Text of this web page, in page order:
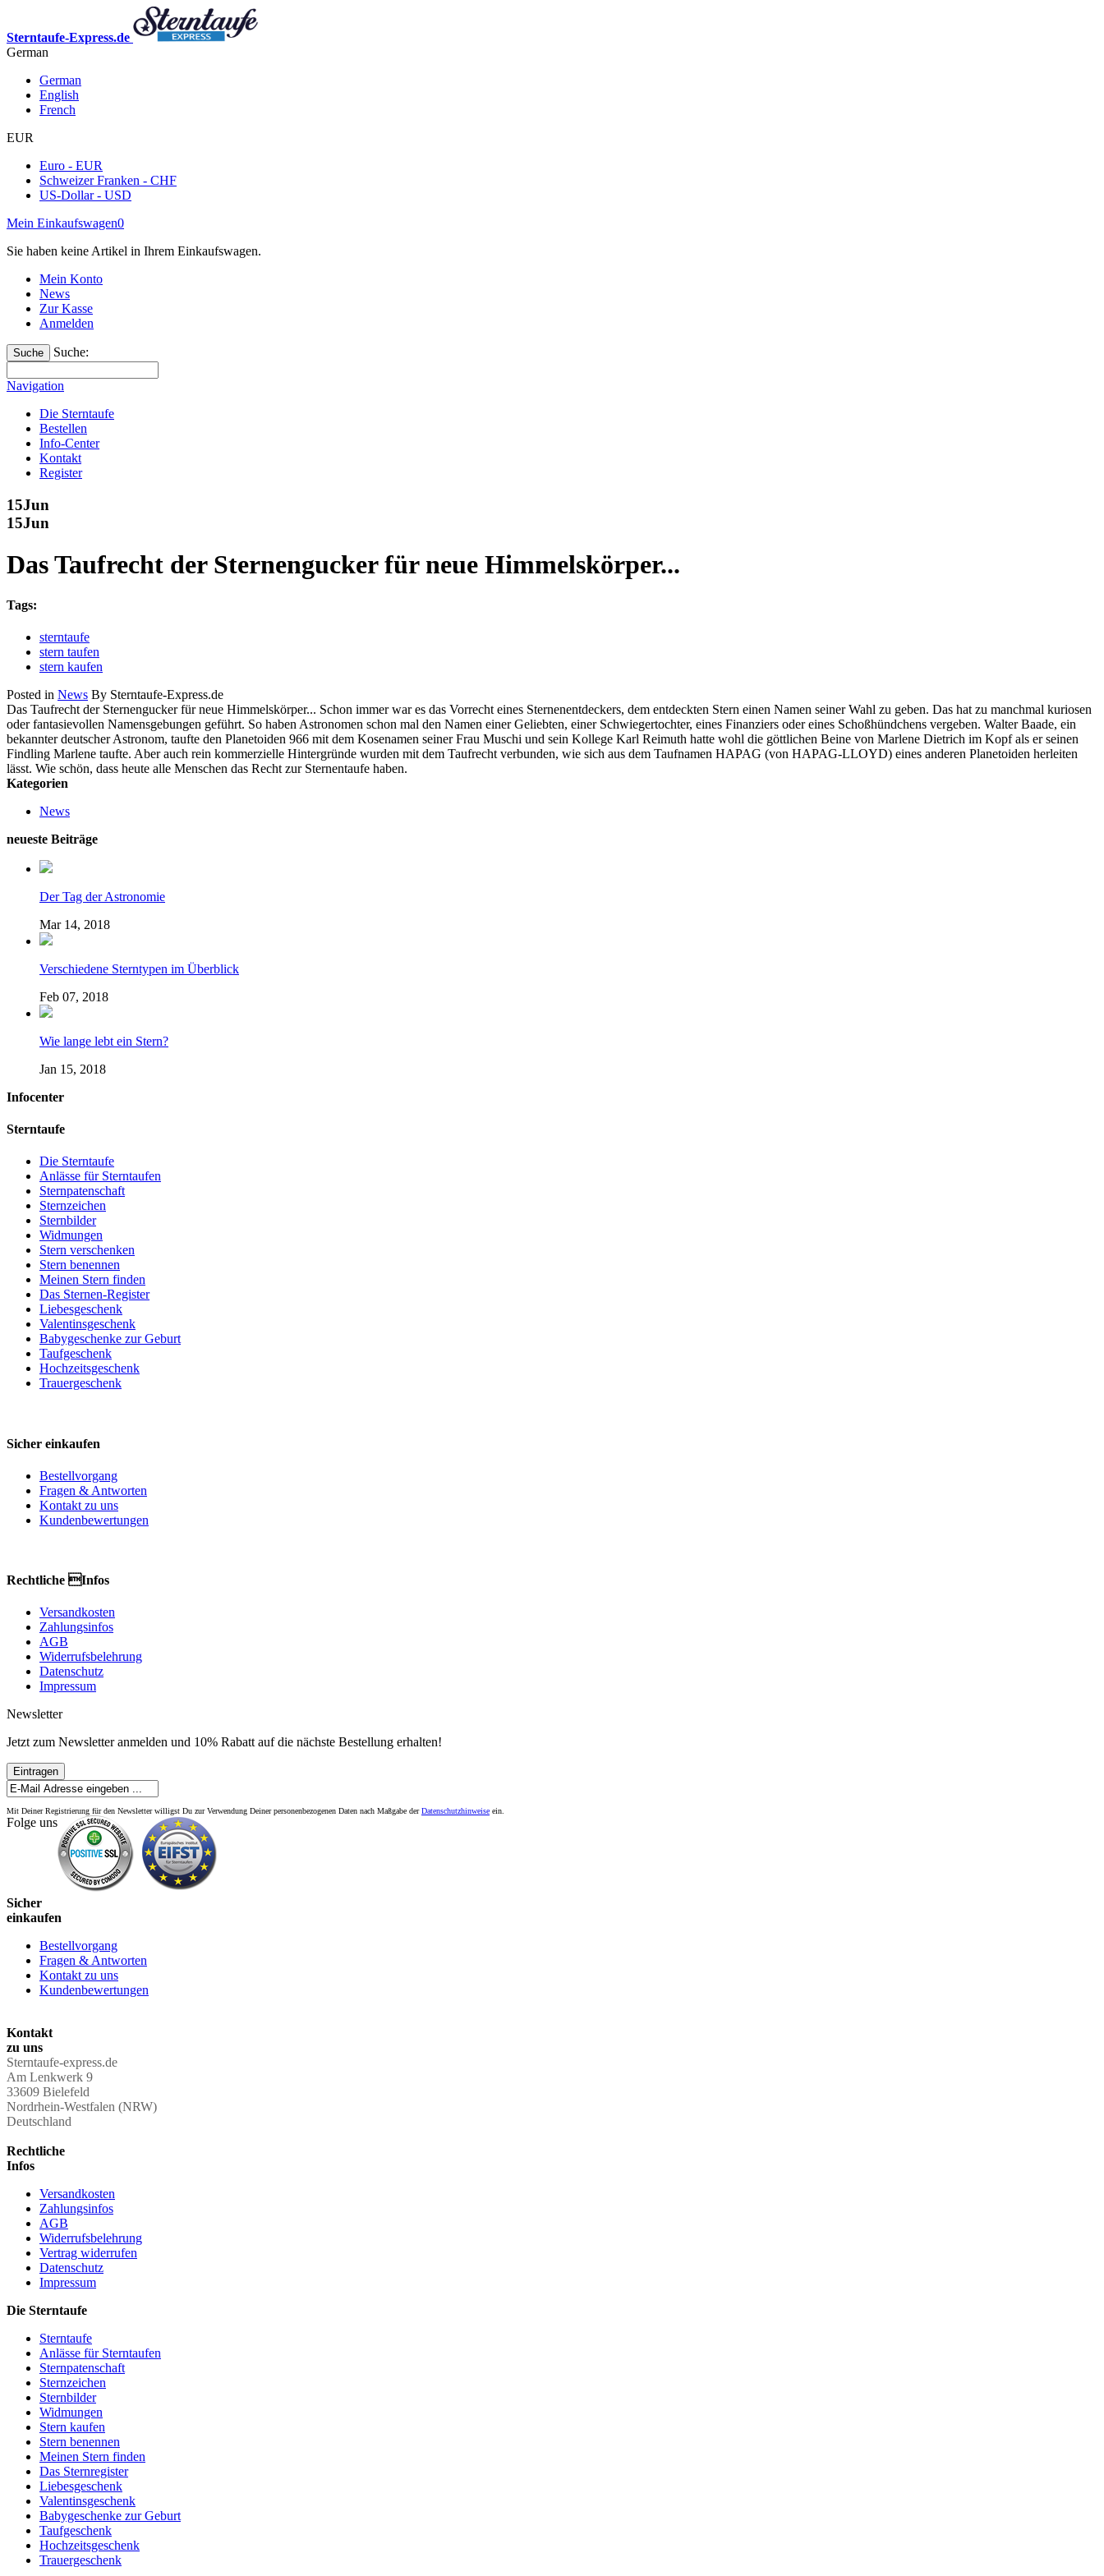
Sterntaufe-Express.de
German
German
English
French
EUR
Euro - EUR
Schweizer Franken - CHF
US-Dollar - USD
Mein Einkaufswagen0
Sie haben keine Artikel in Ihrem Einkaufswagen.
Mein Konto
News
Zur Kasse
Anmelden
Suche Suche:
Navigation
Die Sterntaufe
Bestellen
Info-Center
Kontakt
Register
15Jun
15Jun
Das Taufrecht der Sternengucker für neue Himmelskörper...
Tags:
sterntaufe
stern taufen
stern kaufen
Posted in News By Sterntaufe-Express.de
Das Taufrecht der Sternengucker für neue Himmelskörper... Schon immer war es das Vorrecht eines Sternenentdeckers, dem entdeckten Stern einen Namen seiner Wahl zu geben. Das hat zu manchmal kuriosen
oder fantasievollen Namensgebungen geführt. So haben Astronomen schon mal den Namen einer Geliebten, einer Schwiegertochter, eines Finanziers oder eines Schoßhündchens vergeben. Walter Baade, ein
bekannter deutscher Astronom, taufte den Planetoiden 966 mit dem Kosenamen seiner Frau Muschi und sein Kollege Karl Reimuth hatte wohl die göttlichen Beine von Marlene Dietrich im Kopf als er seinen
Findling Marlene taufte. Aber auch rein kommerzielle Hintergründe wurden mit dem Taufrecht verbunden, wie sich aus dem Taufnamen HAPAG (von HAPAG-LLOYD) eines anderen Planetoiden herleiten
lässt. Wie schön, dass heute alle Menschen das Recht zur Sternentaufe haben.
Kategorien
News
neueste Beiträge
Der Tag der Astronomie
Mar 14, 2018
Verschiedene Sterntypen im Überblick
Feb 07, 2018
Wie lange lebt ein Stern?
Jan 15, 2018
Infocenter
Sterntaufe
Die Sterntaufe
Anlässe für Sterntaufen
Sternpatenschaft
Sternzeichen
Sternbilder
Widmungen
Stern verschenken
Stern benennen
Meinen Stern finden
Das Sternen-Register
Liebesgeschenk
Valentinsgeschenk
Babygeschenke zur Geburt
Taufgeschenk
Hochzeitsgeschenk
Trauergeschenk
Sicher einkaufen
Bestellvorgang
Fragen & Antworten
Kontakt zu uns
Kundenbewertungen
Rechtliche Infos
Versandkosten
Zahlungsinfos
AGB
Widerrufsbelehrung
Datenschutz
Impressum
Newsletter
Jetzt zum Newsletter anmelden und 10% Rabatt auf die nächste Bestellung erhalten!
Eintragen
Mit Deiner Registrierung für den Newsletter willigst Du zur Verwendung Deiner personenbezogenen Daten nach Maßgabe derDatenschutzhinweise ein.
Folge uns
Sicher
einkaufen
Bestellvorgang
Fragen & Antworten
Kontakt zu uns
Kundenbewertungen
Kontakt
zu uns
Sterntaufe-express.de
Am Lenkwerk 9
33609 Bielefeld
Nordrhein-Westfalen (NRW)
Deutschland
Rechtliche
Infos
Versandkosten
Zahlungsinfos
AGB
Widerrufsbelehrung
Vertrag widerrufen
Datenschutz
Impressum
Die Sterntaufe
Sterntaufe
Anlässe für Sterntaufen
Sternpatenschaft
Sternzeichen
Sternbilder
Widmungen
Stern kaufen
Stern benennen
Meinen Stern finden
Das Sternregister
Liebesgeschenk
Valentinsgeschenk
Babygeschenke zur Geburt
Taufgeschenk
Hochzeitsgeschenk
Trauergeschenk